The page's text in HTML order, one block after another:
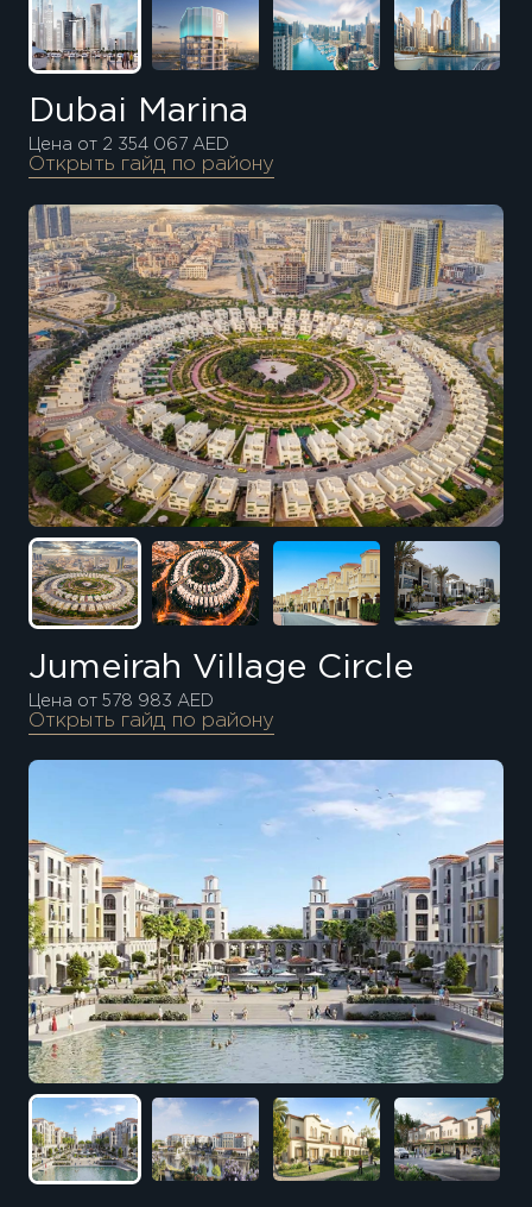
Dubai Marina
Цена от 2 354 067 AED
Открыть гайд по району
Jumeirah Village Circle
Цена от 578 983 AED
Открыть гайд по району